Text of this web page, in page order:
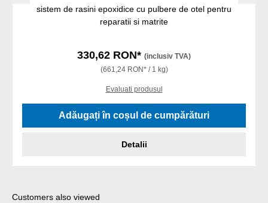
sistem de rasini epoxidice cu pulbere de otel pentru
reparatii si matrite
330,62 RON* (inclusiv TVA)
(661,24 RON* / 1 kg)
Evaluati produsul
Adăugați în coșul de cumpărături
Detalii
Sari peste galeria de produse
Customers also viewed